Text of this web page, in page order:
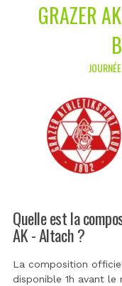
GRAZER
Quelle est la
AK - Altach ?
La composition
disponible 1h avant le